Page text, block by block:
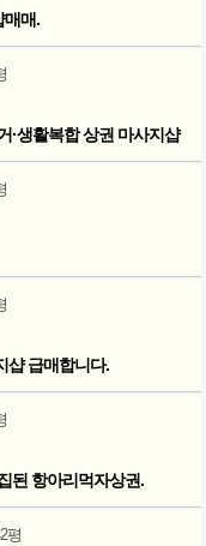
매매.
·생활복합 상권 마사지샵
샵 급매합니다.
된 항아리먹자상권.
평